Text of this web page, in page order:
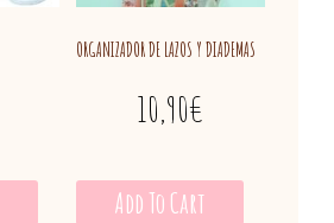
ORGANIZADOR DE LAZOS Y DIADEMAS
10,90€
Add To Cart